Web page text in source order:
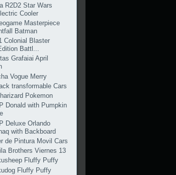
R2D2 Star Wars
Cooler
Masterpiece
Batman
Colonial Blaster
Battl...
Grafaiai April
Vogue Merry
transformable Cars
Pokemon
Donald with Pumpkin
Deluxe Orlando
with Backboard
de Pintura Movil Cars
Brothers Viernes 13
Fluffy Puffy
Fluffy Puffy